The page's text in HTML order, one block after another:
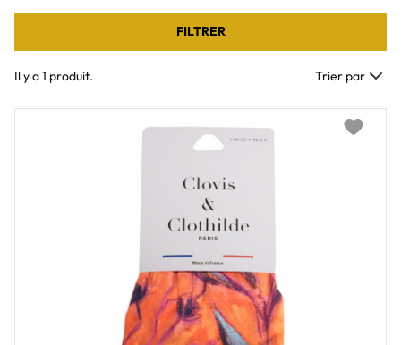
FILTRER
Il y a 1 produit. Trier par